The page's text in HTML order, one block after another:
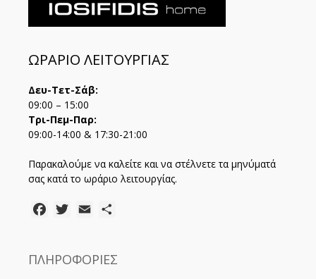
ΩΡΑΡΙΟ ΛΕΙΤΟΥΡΓΙΑΣ
Δευ-Τετ-Σάβ:
09:00 – 15:00
Τρι-Πεμ-Παρ:
09:00-14:00 & 17:30-21:00
Παρακαλούμε να καλείτε και να στέλνετε τα μηνύματά
σας κατά το ωράριο λειτουργίας.
FacebookTwitter
Email
ΠΛΗΡΟΦΟΡΙΕΣ